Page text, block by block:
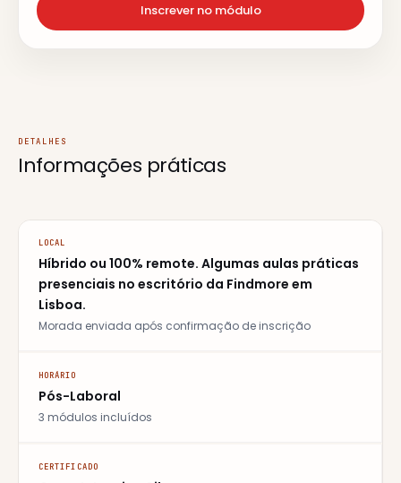
Inscrever no módulo
DETALHES
Informações práticas
LOCAL
Híbrido ou 100% remote. Algumas aulas práticas
presenciais no escritório da Findmore em
Lisboa.
Morada enviada após confirmação de inscrição
HORÁRIO
Pós-Laboral
3 módulos incluídos
CERTIFICADO